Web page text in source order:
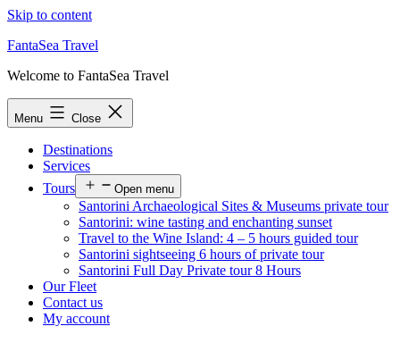
Skip to content
FantaSea Travel
Welcome to FantaSea Travel
Menu Close
Destinations
Services
Tours
Open menu
Santorini Archaeological Sites & Museums private tour
Santorini: wine tasting and enchanting sunset
Travel to the Wine Island: 4 – 5 hours guided tour
Santorini sightseeing 6 hours of private tour
Santorini Full Day Private tour 8 Hours
Our Fleet
Contact us
My account